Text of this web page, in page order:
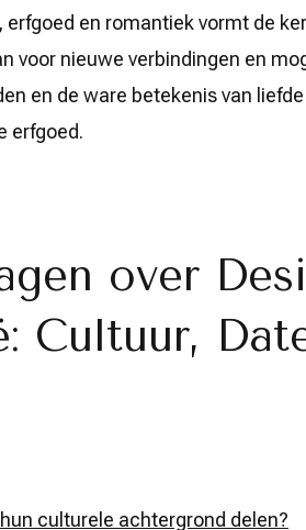
en romantiek vormt de
voor nieuwe verbindingen en
en de ware betekenis van
erfgoed.
over Desi
Cultuur,
culturele achtergrond delen?